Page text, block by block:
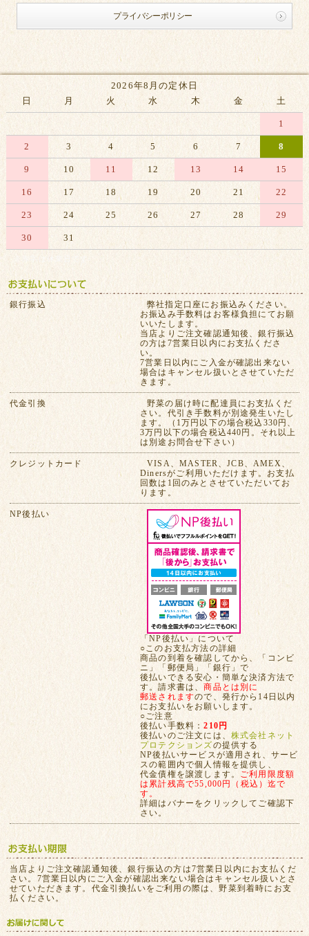
プライバシーポリシー
2026年8月の定休日
日
月 火 水 木 金 土
1
2 3 4 5 6 7 8
9 10 11 12 13 14 15
16 17 18 19 20 21 22
23 24 25 26 27 28 29
30 31
※赤字は休業日です
銀行振込
弊社指定口座にお振込みください。
お振込み手数料はお客様負担にてお願
いいたします。
当店よりご注文確認通知後、銀行振込
の方は7営業日以内にお支払くださ
い。
7営業日以内にご入金が確認出来ない
場合はキャンセル扱いとさせていただ
きます。
代金引換
野菜の届け時に配達員にお支払くだ
さい。代引き手数料が別途発生いたし
ます。（1万円以下の場合税込330円、
3万円以下の場合税込440円。それ以上
は別途お問合せ下さい）
クレジットカード
VISA、MASTER、JCB、AMEX、
Dinersがご利用いただけます。お支払
回数は1回のみとさせていただいてお
ります。
NP後払い
「NP後払い」について
○このお支払方法の詳細
商品の到着を確認してから、「コンビ
ニ」「郵便局」「銀行」で
後払いできる安心・簡単な決済方法で
す。請求書は、商品とは別に
郵送されますので、発行から14日以内
にお支払いをお願いします。
○ご注意
後払い手数料：210円
後払いのご注文には、 株式会社ネット
プロテクションズの提供する
NP後払いサービスが適用され、サービ
スの範囲内で個人情報を提供し、
代金債権を譲渡します。 ご利用限度額
は累計残高で55,000円（税込）迄で
す。
詳細はバナーをクリックしてご確認下
さい。
当店よりご注文確認通知後、銀行振込の方は7営業日以内にお支払くだ
さい。7営業日以内にご入金が確認出来ない場合はキャンセル扱いとさ
せていただきます。代金引換払いをご利用の際は、野菜到着時にお支
払ください。